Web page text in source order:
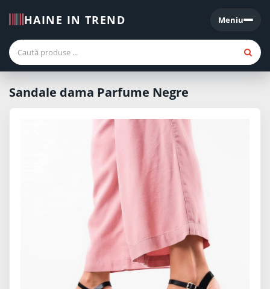
HAINE IN TREND Meniu
Meniu
Sandale dama Parfume Negre